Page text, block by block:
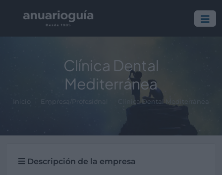
Clínica Dental
Mediterránea
Inicio Empresa/Profesional Clínica Dental Mediterránea
Descripción de la empresa